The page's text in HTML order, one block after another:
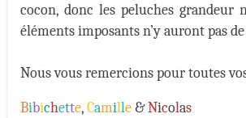
cocon, donc les peluches grandeur
éléments imposants n’y auront pas
Nous vous remercions pour toutes
Bibichette, Camille &Nicolas